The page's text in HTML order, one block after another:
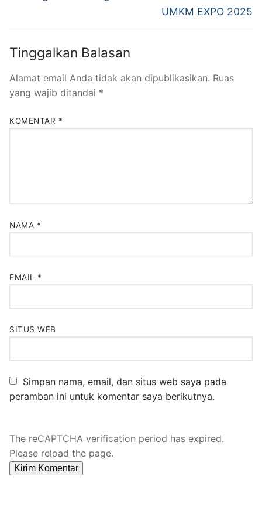
UMKM EXPO 2025
Tinggalkan Balasan
Alamat email Anda tidak akan dipublikasikan. Ruas
yang wajib ditandai *
KOMENTAR *
NAMA *
EMAIL *
SITUS WEB
Simpan nama, email, dan situs web saya pada
peramban ini untuk komentar saya berikutnya.
The reCAPTCHA verification period has expired.
Please reload the page.